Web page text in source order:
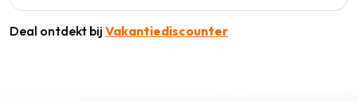
Deal ontdekt bij Vakantiediscounter